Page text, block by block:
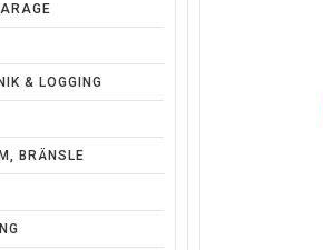
& LOGGING
BRÄNSLE